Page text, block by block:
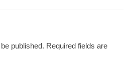
published. Required fields are